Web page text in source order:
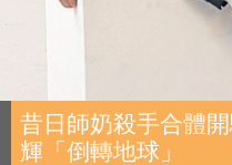
昔日師奶殺手合體
輝「倒轉地球」